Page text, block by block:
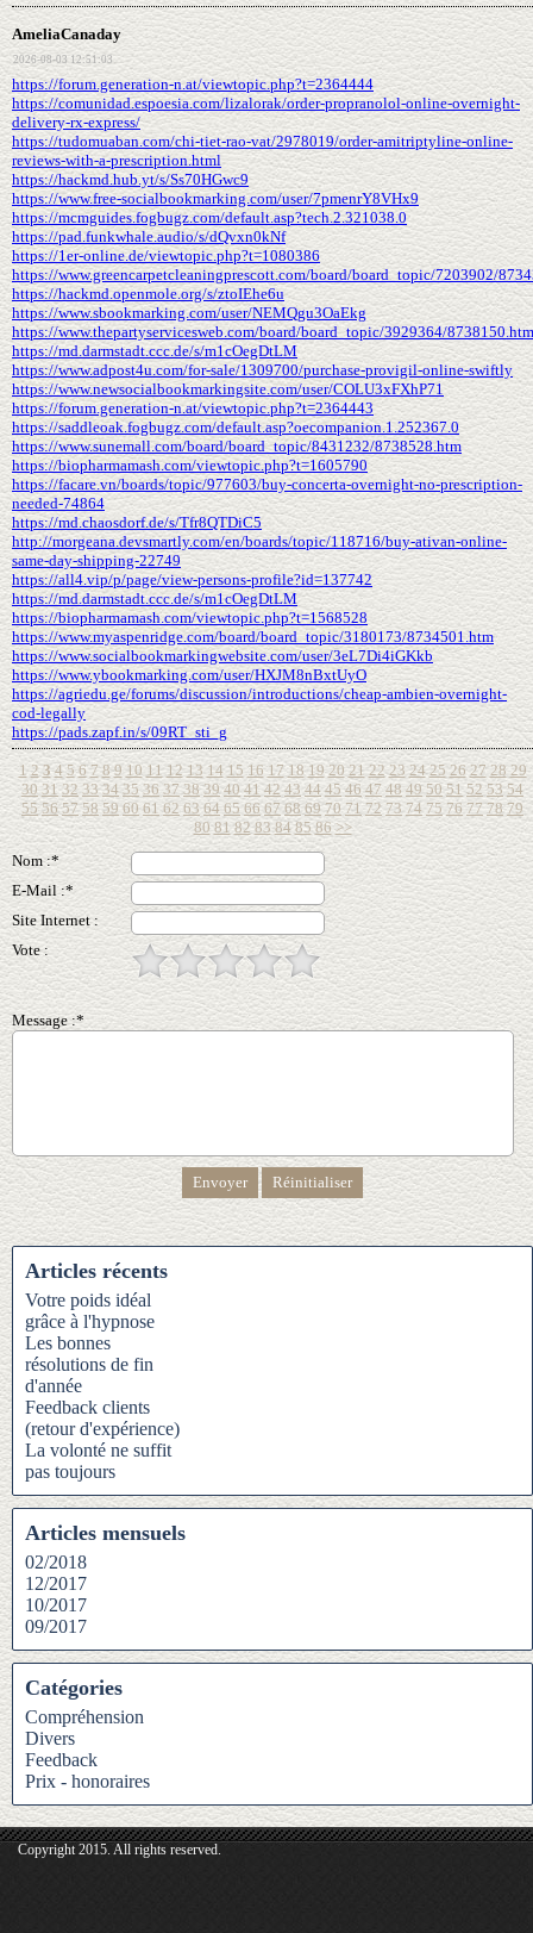
AmeliaCanaday
2026-08-03 12:51:03
https://forum.generation-n.at/viewtopic.php?t=2364444
https://comunidad.espoesia.com/lizalorak/order-propranolol-online-overnight-
delivery-rx-express/
https://tudomuaban.com/chi-tiet-rao-vat/2978019/order-amitriptyline-online-
reviews-with-a-prescription.html
https://hackmd.hub.yt/s/Ss70HGwc9
https://www.free-socialbookmarking.com/user/7pmenrY8VHx9
https://mcmguides.fogbugz.com/default.asp?tech.2.321038.0
https://pad.funkwhale.audio/s/dQvxn0kNf
https://1er-online.de/viewtopic.php?t=1080386
https://www.greencarpetcleaningprescott.com/board/board_topic/7203902/
https://hackmd.openmole.org/s/ztoIEhe6u
https://www.sbookmarking.com/user/NEMQgu3OaEkg
https://www.thepartyservicesweb.com/board/board_topic/3929364/8738150.htm
https://md.darmstadt.ccc.de/s/m1cOegDtLM
https://www.adpost4u.com/for-sale/1309700/purchase-provigil-online-swiftly
https://www.newsocialbookmarkingsite.com/user/COLU3xFXhP71
https://forum.generation-n.at/viewtopic.php?t=2364443
https://saddleoak.fogbugz.com/default.asp?oecompanion.1.252367.0
https://www.sunemall.com/board/board_topic/8431232/8738528.htm
https://biopharmamash.com/viewtopic.php?t=1605790
https://facare.vn/boards/topic/977603/buy-concerta-overnight-no-prescription-
needed-74864
https://md.chaosdorf.de/s/Tfr8QTDiC5
http://morgeana.devsmartly.com/en/boards/topic/118716/buy-ativan-online-
same-day-shipping-22749
https://all4.vip/p/page/view-persons-profile?id=137742
https://md.darmstadt.ccc.de/s/m1cOegDtLM
https://biopharmamash.com/viewtopic.php?t=1568528
https://www.myaspenridge.com/board/board_topic/3180173/8734501.htm
https://www.socialbookmarkingwebsite.com/user/3eL7Di4iGKkb
https://www.ybookmarking.com/user/HXJM8nBxtUyO
https://agriedu.ge/forums/discussion/introductions/cheap-ambien-overnight-
cod-legally
https://pads.zapf.in/s/09RT_sti_g
1 2 3 4 5 6 7 8 9 10 11 12 13 14 15 16 17 18 19 20 21 22 23 24 25 26 27 28 29
30 31 32 33 34 35 36 37 38 39 40 41 42 43 44 45 46 47 48 49 50 51 52 53 54
55 56 57 58 59 60 61 62 63 64 65 66 67 68 69 70 71 72 73 74 75 76 77 78 79
80 81 82 83 84 85 86 >>
Nom :*
E-Mail :*
Site Internet :
Vote :
Message :*
Articles récents
Votre poids idéal
grâce à l'hypnose
Les bonnes
résolutions de fin
d'année
Feedback clients
(retour d'expérience)
La volonté ne suffit
pas toujours
Articles mensuels
02/2018
12/2017
10/2017
09/2017
Catégories
Compréhension
Divers
Feedback
Prix - honoraires
Copyright 2015. All rights reserved.